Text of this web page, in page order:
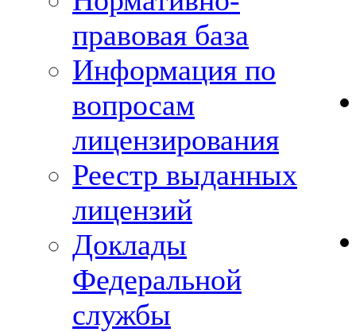
правовая база
Информация по
вопросам
лицензирования
Реестр выданных
лицензий
Доклады
Федеральной
службы